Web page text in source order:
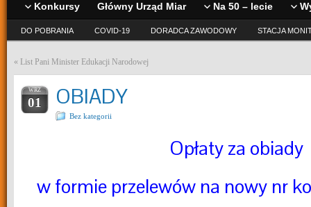
Konkursy Główny Urząd Miar Na 50 – lecie
DO POBRANIA COVID-19 DORADCA ZAWODOWY STACJA
« List Pani Minister Edukacji Narodowej
WRZ
01 OBIADY
Bez kategorii
Opłaty za obiady
w formie przelewów na nowy nr